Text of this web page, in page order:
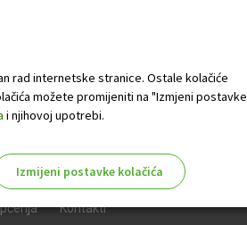
Kontakti
rad internetske stranice. Ostale kolačiće
možete promijeniti na "Izmjeni postavke
i njihovoj upotrebi.
Izmijeni postavke kolačića